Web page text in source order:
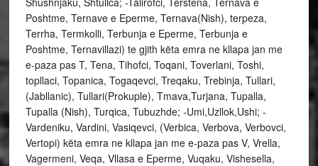
Poshtme, Ternave e Eperme, Ternava(Nish), terpeza,
Terrha, Termkolli, Terbunja e Eperme, Terbunja e
Poshtme, Ternavillazi) te gjith këta emra ne kllapa jan me
e-paza pas T, Tena, Tihofci, Toqani, Toverlani, Toshi,
topllaci, Topanica, Togaqevci, Treqaku, Trebinja, Tullari,
(Jabllanic), Tullari(Prokuple), Tmava,Turjana, Tupalla,
Tupalla (Nish), Turqica, Tubuzhde; -Umi,Uzllok,Ushi; -
Vardeniku, Vardini, Vasiqevci, (Verbica, Verbova, Verbovci,
Vertopi) këta emra ne kllapa jan me e-paza pas V, Vrella,
Vagermeni, Veqa, Vllasa e Eperme, Vuqaku, Vishesella,